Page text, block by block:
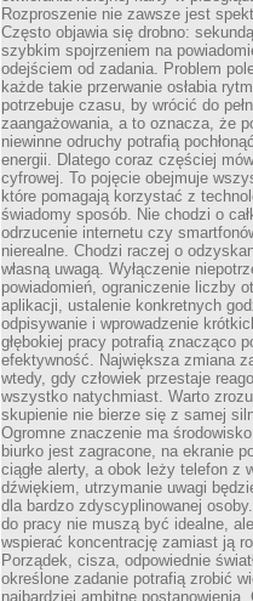
Rozproszenie nie zawsze jest
Często objawia się drobno:
szybkim spojrzeniem na
odejściem od zadania. Problem
każde takie przerwanie osłabia
potrzebuje czasu, by wrócić do
zaangażowania, a to oznacza, że
niewinne odruchy potrafią
energii. Dlatego coraz częściej
cyfrowej. To pojęcie obejmuje
które pomagają korzystać z
świadomy sposób. Nie chodzi o
odrzucenie internetu czy
nierealne. Chodzi raczej o
własną uwagą. Wyłączenie
powiadomień, ograniczenie liczby
aplikacji, ustalenie konkretnych
odpisywanie i wprowadzenie
głębokiej pracy potrafią znacząco
efektywność. Największa zmiana
wtedy, gdy człowiek przestaje
wszystko natychmiast. Warto
skupienie nie bierze się z samej
Ogromne znaczenie ma
biurko jest zagracone, na ekranie
ciągłe alerty, a obok leży telefon z
dźwiękiem, utrzymanie uwagi
dla bardzo zdyscyplinowanej
do pracy nie muszą być idealne,
wspierać koncentrację zamiast ją
Porządek, cisza, odpowiednie
określone zadanie potrafią zrobić
najbardziej ambitne postanowienia.